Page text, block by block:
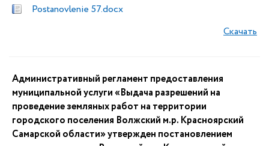
Postanovlenie 57.docx
Скачать
Административный регламент предоставления
муниципальной услуги «Выдача разрешений на
проведение земляных работ на территории
городского поселения Волжский м.р. Красноярский
Самарской области» утвержден постановлением